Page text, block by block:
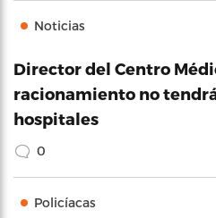
Noticias
Director del Centro
racionamiento no
hospitales
0
Policíacas